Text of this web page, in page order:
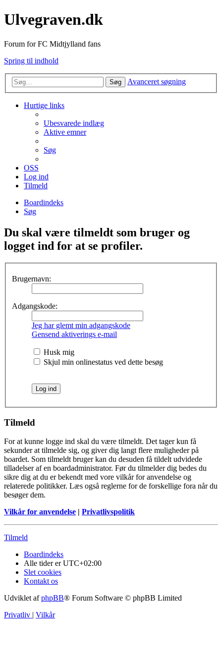
Ulvegraven.dk
Forum for FC Midtjylland fans
Spring til indhold
Søg Avanceret søgning
Hurtige links
Ubesvarede indlæg
Aktive emner
Søg
OSS
Log ind
Tilmeld
Boardindeks
Søg
Du skal være tilmeldt som bruger og
logget ind for at se profiler.
Brugernavn:
Adgangskode:
Jeg har glemt min adgangskode
Gensend aktiverings e-mail
Husk mig
Skjul min onlinestatus ved dette besøg
Tilmeld
For at kunne logge ind skal du være tilmeldt. Det tager kun få
sekunder at tilmelde sig, og giver dig langt flere muligheder på
boardet. Som tilmeldt bruger kan du desuden få tildelt udvidede
tilladelser af en boardadministrator. Før du tilmelder dig bedes du
sikre dig at du er bekendt med vore vilkår for anvendelse og
relaterede politikker. Læs også reglerne for de forskellige fora når du
besøger dem.
Vilkår for anvendelse | Privatlivspolitik
Tilmeld
Boardindeks
Alle tider erUTC+02:00
Slet cookies
Kontakt os
Udviklet afphpBB® Forum Software © phpBB Limited
Privatliv | Vilkår